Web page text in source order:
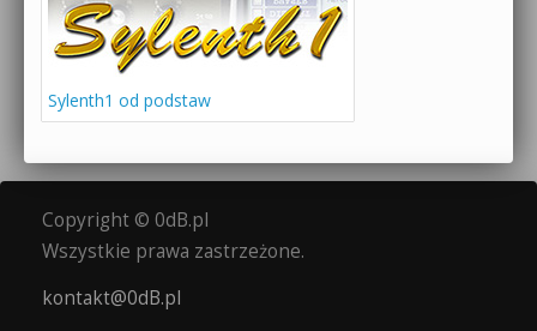
Sylenth1 od podstaw
Copyright © 0dB.pl
Wszystkie prawa zastrzeżone.
kontakt@0dB.pl